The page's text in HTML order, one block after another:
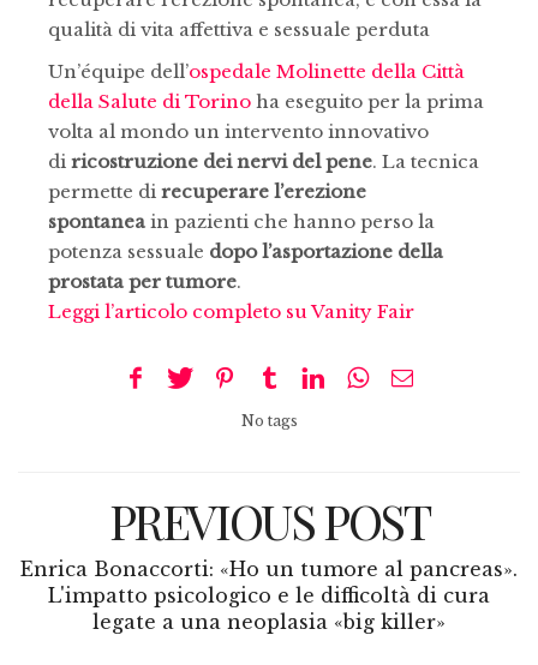
qualità di vita affettiva e sessuale perduta
Un’équipe dell’ospedale Molinette della Città
della Salute di Torino ha eseguito per la prima
volta al mondo un intervento innovativo
di ricostruzione dei nervi del pene. La tecnica
permette di recuperare l’erezione
spontanea in pazienti che hanno perso la
potenza sessuale dopo l’asportazione della
prostata per tumore.
Leggi l’articolo completo su Vanity Fair
No tags
PREVIOUS POST
Enrica Bonaccorti: «Ho un tumore al pancreas».
L'impatto psicologico e le difficoltà di cura
legate a una neoplasia «big killer»